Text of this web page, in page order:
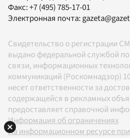
Факс:+7 (495) 785-17-01
Электронная почта:
Свидетельство о регистрации
выдано федеральной службой
связи, информационных
коммуникаций (Роскомнадзор)
несет ответственности за
содержащейся в рекламных
предоставляет справочной
Информация об ограничениях
На информационном ресурсе